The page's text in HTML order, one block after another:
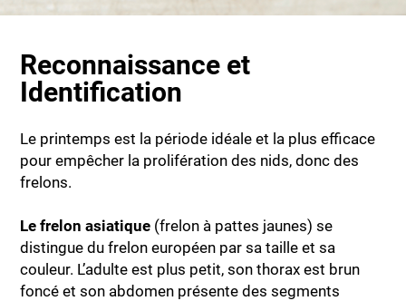
Reconnaissance et
Identification
Le printemps est la période idéale et la plus efficace
pour empêcher la prolifération des nids, donc des
frelons.
Le frelon asiatique (frelon à pattes jaunes) se
distingue du frelon européen par sa taille et sa
couleur. L’adulte est plus petit, son thorax est brun
foncé et son abdomen présente des segments